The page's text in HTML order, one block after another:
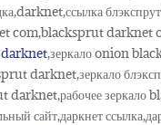
блэкспрут
com,blacksprut
darknet,зеркало onion
darknet,зеркало
darknet,рабочее
сайт,даркнет